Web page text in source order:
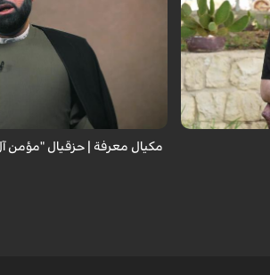
الحرب، حيث
فنرى بعيونهم
مكيال معرفة | حزقيال "مؤمن